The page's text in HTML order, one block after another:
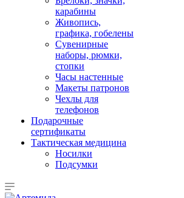
карабины
Живопись,
графика, гобелены
Сувенирные
наборы, рюмки,
стопки
Часы настенные
Макеты патронов
Чехлы для
телефонов
Подарочные
сертификаты
Тактическая медицина
Носилки
Подсумки